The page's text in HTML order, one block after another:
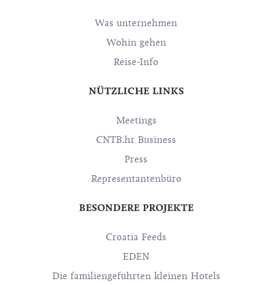
Was unternehmen
Wohin gehen
Reise-Info
NÜTZLICHE LINKS
Meetings
CNTB.hr Business
Press
Representantenbüro
BESONDERE PROJEKTE
Croatia Feeds
EDEN
Die familiengeführten kleinen Hotels